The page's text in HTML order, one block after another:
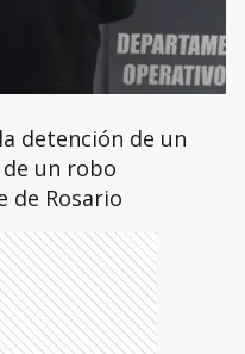
detención de un
un robo
de Rosario